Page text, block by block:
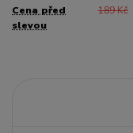
Cena před
slevou
189 Kč